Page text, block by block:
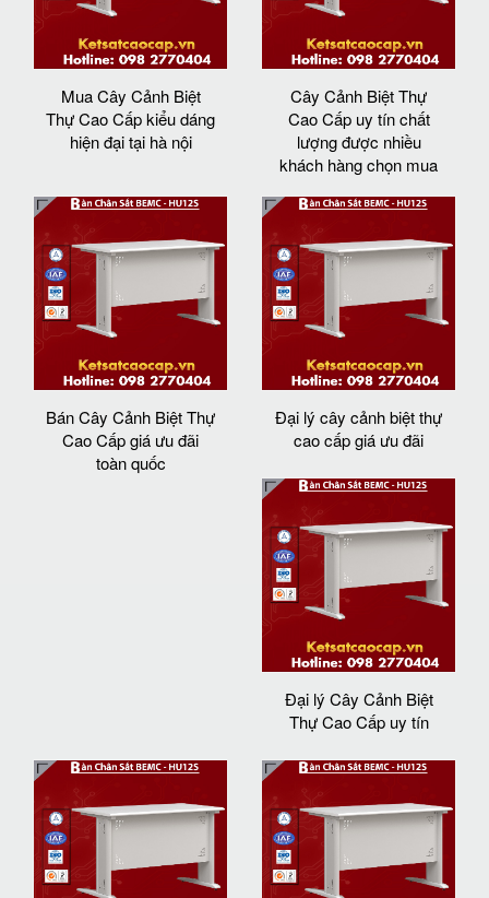
Mua Cây Cảnh Biệt
Thự Cao Cấp kiểu dáng
hiện đại tại hà nội
Cây Cảnh Biệt Thự
Cao Cấp uy tín chất
lượng được nhiều
khách hàng chọn mua
Bán Cây Cảnh Biệt Thự
Cao Cấp giá ưu đãi
toàn quốc
Đại lý cây cảnh biệt thự
cao cấp giá ưu đãi
Đại lý Cây Cảnh Biệt
Thự Cao Cấp uy tín